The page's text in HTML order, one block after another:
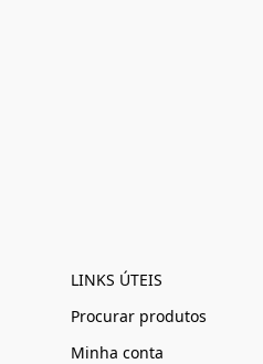
LINKS ÚTEIS
Procurar produtos
Minha conta